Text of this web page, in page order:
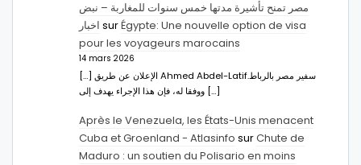
مصر تمنح تأشيرة مدتها خمس سنوات للمغاربة – نبض
اخبار surÉgypte: Une nouvelle option de visa
pour les voyageurs marocains
14 mars 2026
[…] الإعلان عن طريق Ahmed Abdel-Latifسفير مصر بالرباط.
ووفقا له، فإن هذا الإجراء يهدف إلى […]
Après le Venezuela, les États-Unis menacent
Cuba et Groenland - Atlasinfo surChute de
Maduro : un soutien du Polisario en moins